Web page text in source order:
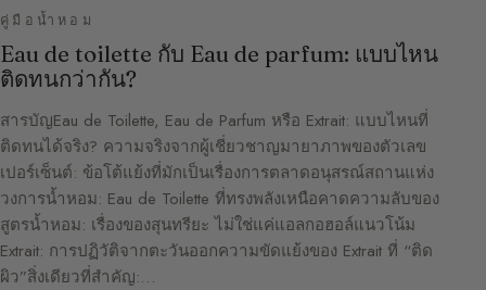
คู่มือน้ำหอม
Eau de toilette กับ Eau de parfum: แบบไหน
ติดทนกว่ากัน?
สารบัญEau de Toilette, Eau de Parfum หรือ Extrait: แบบไหนที่
ติดทนได้จริง? ความจริงจากผู้เชี่ยวชาญมายาภาพของตัวเลข
เปอร์เซ็นต์: ข้อโต้แย้งที่มักเป็นเรื่องการตลาดอนุสรณ์สถานแห่ง
วงการน้ำหอม: Eau de Toilette ที่ทรงพลังเหนือคาดความลับของ
สูตรน้ำหอม: เรื่องของสุนทรียะ ไม่ใช่แค่แอลกอฮอล์แนวโน้ม
Extrait: การปฏิวัติจากตะวันออกความขัดแย้งของ Extrait ที่ “ติด
ผิว”สิ่งเดียวที่สำคัญ:…